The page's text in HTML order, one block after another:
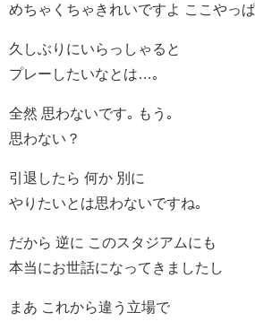
めちゃくちゃきれいですよ ここやっ
久しぶりにいらっしゃると
プレーしたいなとは…｡
全然 思わないです｡ もう｡
思わない？
引退したら 何か 別に
やりたいとは思わないですね｡
だから 逆に このスタジアムにも
本当にお世話になってきましたし
まあ これから違う立場で